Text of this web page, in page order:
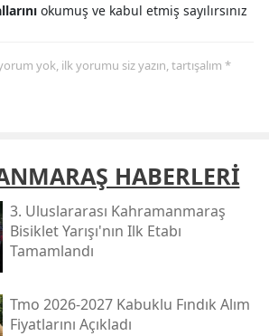
okumuş ve kabul etmiş sayılırsınız
yok, ilk yorumu siz yazın, tartışalım *
HABERLERİ
3. Uluslararası Kahramanmaraş
Bisiklet Yarışı'nın Ilk Etabı
Tamamlandı
Tmo 2026-2027 Kabuklu Fındık Alım
Fiyatlarını Açıkladı